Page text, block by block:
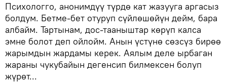
Психологго, анонимдүү түрдө кат жазууга аргасыз
болдум. Бетме-бет отуруп сүйлөшөйүн дейм, бара
албайм. Тартынам, дос-тааныштар көрүп калса
эмне болот деп ойлойм. Анын үстүнө сөзсүз бирөө
жарымдын жардамы керек. Аялым деле ырбаган
жараны чукубайын дегенсип билмексен болуп
жүрөт...